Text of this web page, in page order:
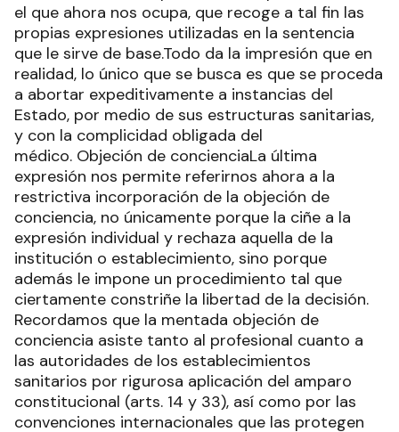
el que ahora nos ocupa, que recoge a tal fin las
propias expresiones utilizadas en la sentencia
que le sirve de base.Todo da la impresión que en
realidad, lo único que se busca es que se proceda
a abortar expeditivamente a instancias del
Estado, por medio de sus estructuras sanitarias,
y con la complicidad obligada del
médico. Objeción de concienciaLa última
expresión nos permite referirnos ahora a la
restrictiva incorporación de la objeción de
conciencia, no únicamente porque la ciñe a la
expresión individual y rechaza aquella de la
institución o establecimiento, sino porque
además le impone un procedimiento tal que
ciertamente constriñe la libertad de la decisión.
Recordamos que la mentada objeción de
conciencia asiste tanto al profesional cuanto a
las autoridades de los establecimientos
sanitarios por rigurosa aplicación del amparo
constitucional (arts. 14 y 33), así como por las
convenciones internacionales que las protegen